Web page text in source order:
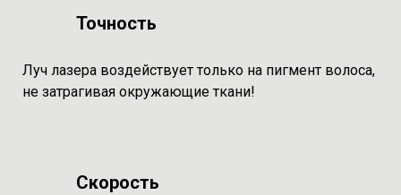
Точность
Луч лазера воздействует только на пигмент волоса,
не затрагивая окружающие ткани!
Скорость